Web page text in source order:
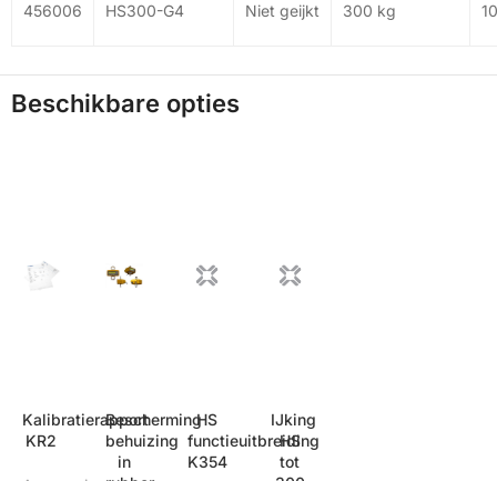
456006 HS300-G4 Niet geijkt 300 kg
Beschikbare opties
Kalibratierapport
KR2
Bescherming
behuizing
in
HS
functieuitbreiding
K354
IJking
HS
tot